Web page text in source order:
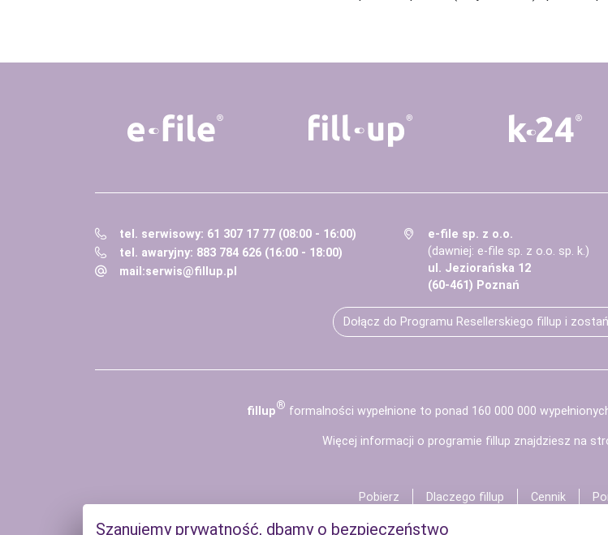
tel. serwisowy: 61 307 17 77 (08:00 - 16:00)
tel. awaryjny: 883 784 626 (16:00 - 18:00)
mail:serwis@fillup.pl
e-file sp. z o.o.
(dawniej: e-file sp. z o.o. sp. k.)
ul. Jeziorańska 12
(60-461) Poznań
Dołącz do Programu Resellerskiego fillup i
fill up® formalności wypełnione to ponad 160 000 000
Więcej informacji o programie fillup znajdziesz na
Pobierz Dlaczego fillup Cennik
Szanujemy prywatność, dbamy o bezpieczeństwo